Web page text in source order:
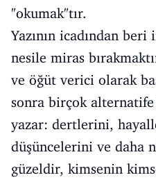
"okumak"tır.
Yazının icadından beri
nesile miras
ve öğüt verici olarak
sonra birçok
yazar: dertlerini,
düşüncelerini ve daha
güzeldir, kimsenin